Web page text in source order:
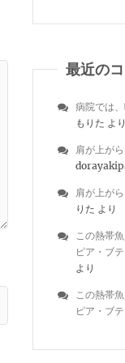
最近の
病院では
もりた より
肩が上が
肩が上が
りた より
この熱帯
ピア・ブ
より
この熱帯
ピア・ブ